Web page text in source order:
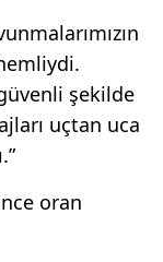
şekilde
uçtan uca
oran